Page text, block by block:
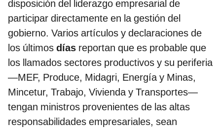
disposición del liderazgo empresarial de
participar directamente en la gestión del
gobierno. Varios artículos y declaraciones de
los últimos días reportan que es probable que
los llamados sectores productivos y su periferia
—MEF, Produce, Midagri, Energía y Minas,
Mincetur, Trabajo, Vivienda y Transportes—
tengan ministros provenientes de las altas
responsabilidades empresariales, sean